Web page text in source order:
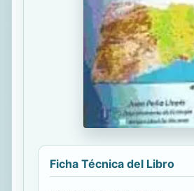
Ficha Técnica del Libro